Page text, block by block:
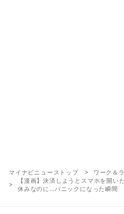
マイナビニューストップ ワーク＆
【漫画】決済しようとスマホを開
休みなのに…パニックになった瞬間